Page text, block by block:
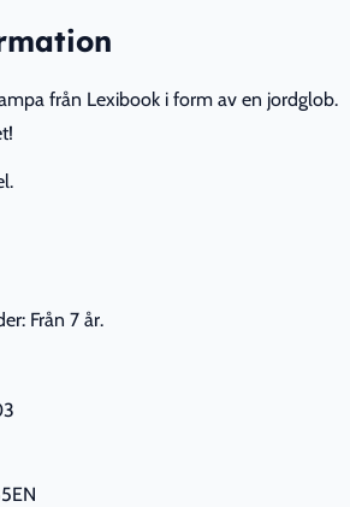
från Lexibook i form av en jordglob.
Från 7 år.